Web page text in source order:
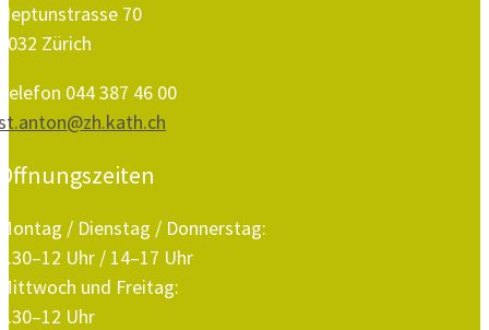
70
Zürich
044 387 46 00
/ Dienstag / Donnerstag:
Uhr / 14–17 Uhr
und Freitag:
Uhr